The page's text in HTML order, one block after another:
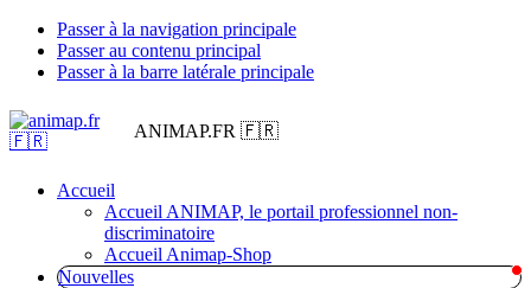
Passer à la navigation principale
Passer au contenu principal
Passer à la barre latérale principale
ANIMAP.FR 🇫🇷
Accueil
Accueil ANIMAP, le portail professionnel non-
discriminatoire
Accueil Animap-Shop
Nouvelles